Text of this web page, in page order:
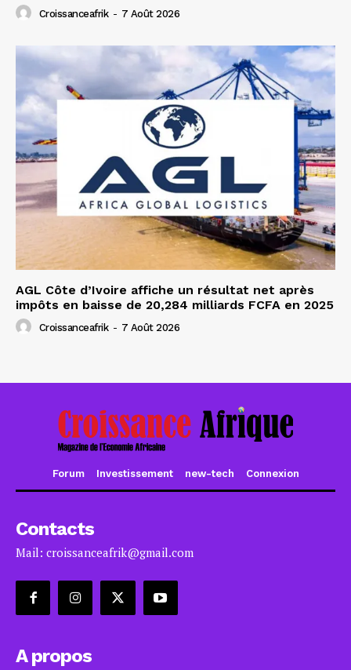
Croissanceafrik - 7 Août 2026
AGL Côte d’Ivoire affiche un résultat net après
impôts en baisse de 20,284 milliards FCFA en 2025
Croissanceafrik - 7 Août 2026
Forum Investissement new-tech Connexion
Contacts
Mail: croissanceafrik@gmail.com
A propos